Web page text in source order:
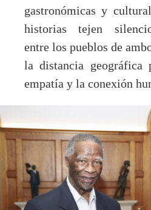
gastronómicas y
historias tejen
entre los pueblos de
la distancia geográfica
empatía y la conexión